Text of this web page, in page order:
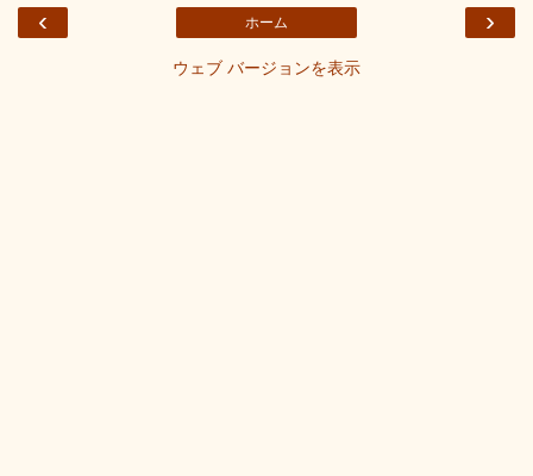
‹ ›
ホーム
ウェブ バージョンを表示